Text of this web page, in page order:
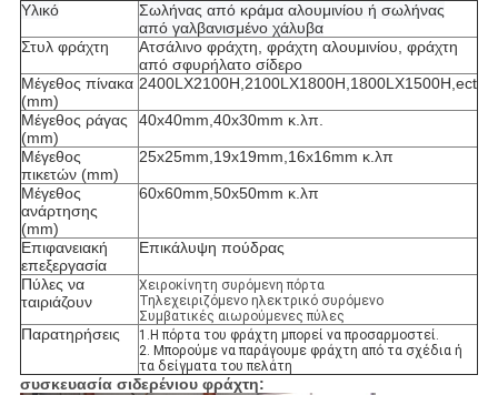
Υλικό
Σωλήνας από κράμα αλουμινίου ή σωλήνας
από γαλβανισμένο χάλυβα
Στυλ φράχτη
Ατσάλινο φράχτη, φράχτη αλουμινίου, φράχτη
από σφυρήλατο σίδερο
Μέγεθος πίνακα
(mm)
2400LX2100H,2100LX1800H,1800LX1500H,ect
Μέγεθος ράγας
(mm)
40x40mm,40x30mm κ.λπ.
Μέγεθος
πικετών (mm)
25x25mm,19x19mm,16x16mm κ.λπ
Μέγεθος
ανάρτησης
(mm)
60x60mm,50x50mm κ.λπ
Επιφανειακή
επεξεργασία
Επικάλυψη πούδρας
Πύλες να
ταιριάζουν
Χειροκίνητη συρόμενη πόρτα
Τηλεχειριζόμενο ηλεκτρικό συρόμενο
Συμβατικές αιωρούμενες πύλες
Παρατηρήσεις
1.Η πόρτα του φράχτη μπορεί να προσαρμοστεί.
2. Μπορούμε να παράγουμε φράχτη από τα σχέδια ή
τα δείγματα του πελάτη
συσκευασία σιδερένιου φράχτη: